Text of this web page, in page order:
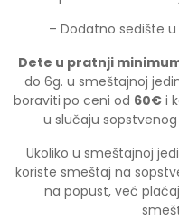
– Dodatno sedište
Dete u pratnji
do 6g. u smeštajnoj
boraviti po ceni od 60€ i
u slučaju
Ukoliko u smeštajnoj
koriste smeštaj na
na popust, već